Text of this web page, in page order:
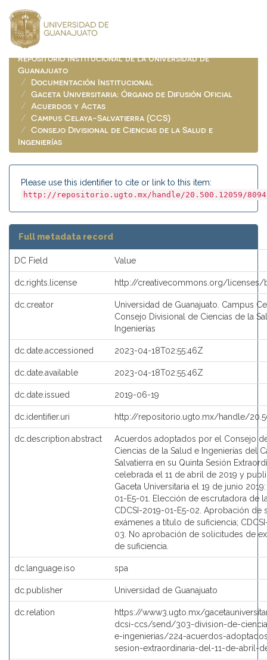
navigation
Repositorio Institucional de la Universidad de
Guanajuato
Documentación Institucional
Gaceta Universitaria: Órgano de Difusión Oficial
Acuerdos y Actas
Campus Celaya-Salvatierra (CCS)
Consejo Divisional de Ciencias de la Salud e
Ingenierías
Please use this identifier to cite or link to this item:
http://repositorio.ugto.mx/handle/20.500.12059/8094
Full metadata record
DC Field Value
dc.rights.license http://creativecommons.org/
dc.creator
Universidad de Guanajuato. Campus
Consejo Divisional de Ciencias de la
Ingenierías
dc.date.accessioned 2023-04-18T02:55:46Z
dc.date.available 2023-04-18T02:55:46Z
dc.date.issued 2019-06-19
dc.identifier.uri http://repositorio.ugto.mx/handle/
dc.description.abstract
Acuerdos adoptados por el Consejo
Ciencias de la Salud e Ingenierías del
Salvatierra en su Quinta Sesión
celebrada el 11 de abril de 2019 y
Gaceta Universitaria el 19 de junio
01-E5-01. Elección de escrutadora de
CDCSI-2019-01-E5-02. Aprobación de
exámenes a título de suficiencia;
03. No aprobación de solicitudes de
de suficiencia.
dc.language.iso spa
dc.publisher Universidad de Guanajuato
dc.relation
https://www3.ugto.mx/
dcsi-ccs/send/303-division-de-
e-ingenierias/224-acuerdos-
sesion-extraordinaria-del-11-de-abril-